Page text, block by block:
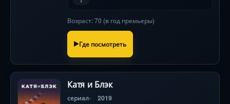
Возраст: 70 (в год премьеры)
Где посмотреть
Катя и Блэк
сериал 2019